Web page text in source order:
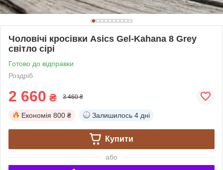
Чоловічі кросівки Asics Gel-Kahana 8 Grey
світло сірі
Готово до відправки
Роздріб
2 660 ₴ 3 460 ₴
Економія 800 ₴ Залишилось 4 дні
Купити
або